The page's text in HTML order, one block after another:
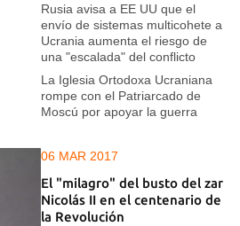
Rusia avisa a EE UU que el
envío de sistemas multicohete a
Ucrania aumenta el riesgo de
una "escalada" del conflicto
La Iglesia Ortodoxa Ucraniana
rompe con el Patriarcado de
Moscú por apoyar la guerra
06 MAR 2017
El "milagro" del busto del zar
Nicolás II en el centenario de
la Revolución